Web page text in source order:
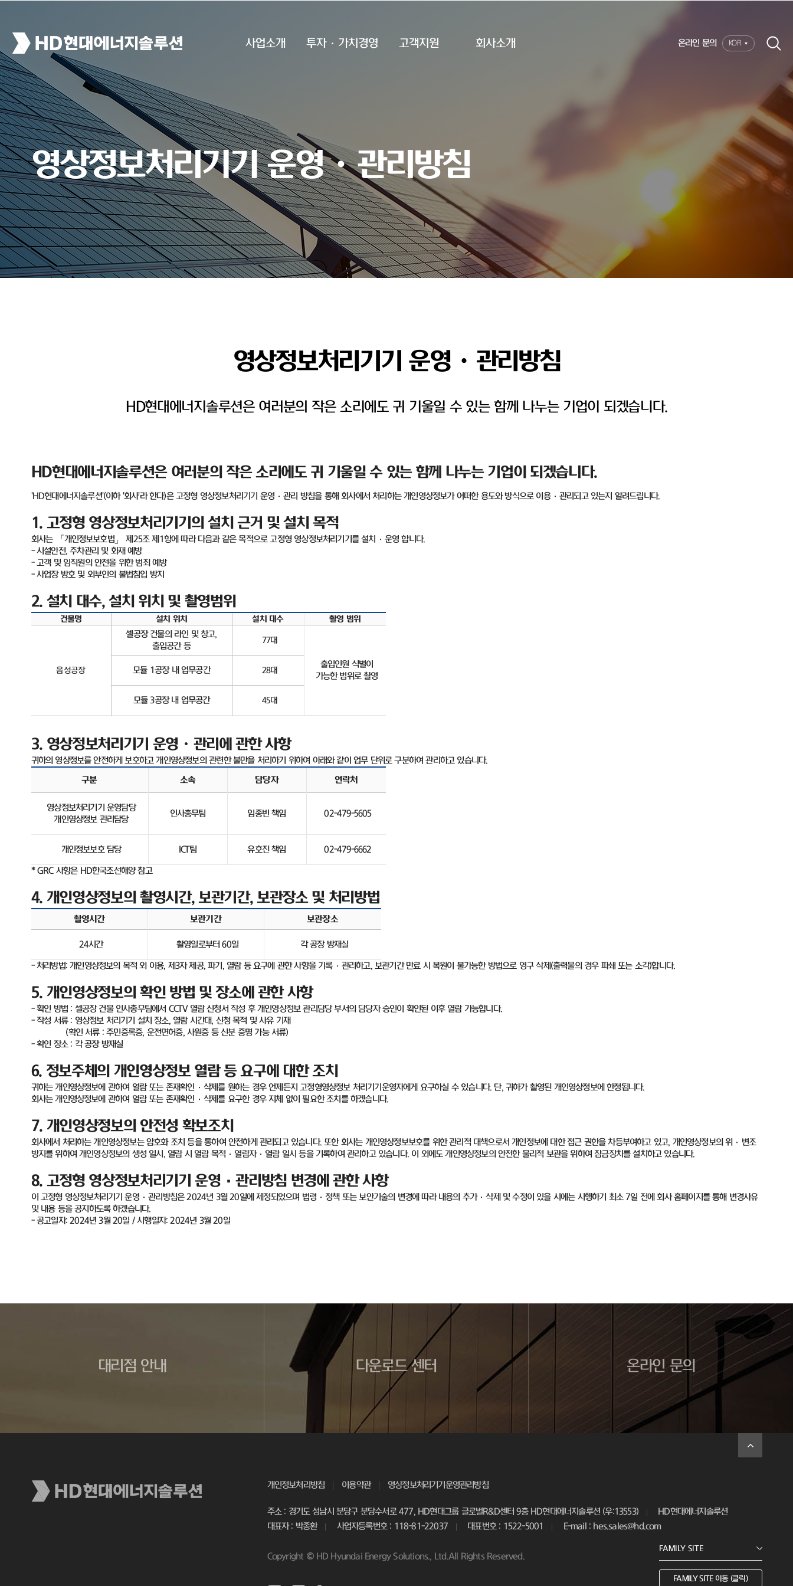
사업소개 투자·가치경영 고객지원 회사소개 온라인 문의 KOR
영상정보처리기기 운영ㆍ관리방침
영상정보처리기기 운영ㆍ관리방침
HD현대에너지솔루션은 여러분의 작은 소리에도 귀 기울일 수 있는 함께 나누는 기업이 되겠습니다.
HD현대에너지솔루션은 여러분의 작은 소리에도 귀 기울일 수 있는 함께 나누는 기업이 되겠습니다.
'HD현대에너지솔루션'(이하'회사'라 한다)은 고정형 영상정보처리기기 운영·관리 방침을 통해 회사에서 처리하는 개인영상정보가 어떠한 용도와 방식으로 이용· 관리되고 있는지 알려드립니다.
1. 고정형 영상정보처리기기의 설치 근거 및 설치 목적
회사는 「개인정보보호법」 제 25조 제 1항에 따라 다음과 같은 목적으로 고정형 영상정보처리기기를 설치 · 운영 합니다.
-시설안전,주차관리 및 화재 예방
-고객 및 임직원의 안전을 위한 범죄 예방
-사업장 방호 및 외부인의 불법침입 방지
2. 설치 대수,설치 위치 및 촬영범위
건물명 설치 위치 설치 대수 촬영 범위
음성공장
셀공장 건물의 라인 및 창고,
출입공간 등
77대
출입인원 식별이
가능한 범위로 촬영
모듈 1공장 내 업무공간 28대
모듈3공장 내 업무공간 45대
3. 영상정보처리기기 운영ㆍ관리에 관한 사항
귀하의 영상정보를 안전하게 보호하고 개인영상정보의 관련한 불만을 처리하기 위하여 아래와 같이 업무 단위로 구분하여 관리하고 있습니다.
구분 소속 담당자 연락처
영상정보처리기기 운영담당
개인영상정보 관리담당
인사총무팀 임종빈 책임 02-479-5605
개인정보보호 담당 ICT팀 유호진 책임 02-479-6662
* GRC 사항은HD한국조선해양 참고
4. 개인영상정보의 촬영시간, 보관기간, 보관장소 및 처리방법
촬영시간 보관기간 보관장소
24시간 촬영일로부터60일 각 공장 방재실
-처리방법:개인영상정보의 목적 외 이용, 제 3자 제공,파기 , 열람 등 요구에 관한 사항을 기록· 관리하고, 보관기간 만료 시 복원이 불가능한 방법으로 영구 삭제 (출력물의 경우 파쇄 또는 소각)합니다.
5. 개인영상정보의 확인 방법 및 장소에 관한 사항
-확인 방법 : 셀공장 건물 인사총무팀에서 CCTV 열람 신청서 작성 후 개인영상정보 관리담당 부서의 담당자 승인이 확인된 이후 열람 가능합니다.
-작성 서류: 영상정보 처리기기 설치 장소, 열람 시간대, 신청 목적 및 사유 기재
(확인 서류 :주민증록증, 운전면허증, 사원증 등 신분 증명 가능 서류)
-확인 장소 : 각 공장 방재실
6. 정보주체의 개인영상정보 열람 등 요구에 대한 조치
귀하는 개인영상정보에 관하여 열람 또는 존재확인 · 삭제를 원하는 경우 언제든지 고정형영상정보 처리기기운영자에게 요구하실 수 있습니다. 단, 귀하가 촬영된 개인영상정보에 한정됩니다.
회사는 개인영상정보에 관하여 열람 또는 존재확인 · 삭제를 요구한 경우 지체 없이 필요한 조치를 하겠습니다.
7. 개인영상정보의 안전성 확보조치
회사에서 처리하는 개인영상정보는 암호화 조치 등을 통하여 안전하게 관리되고 있습니다.또한 회사는 개인영상정보보호를 위한 관리적 대책으로서 개인정보에 대한 접근 권한을 차등부여하고 있고, 개인영상정보의 위 · 변조
방지를 위하여 개인영상정보의 생성 일시 , 열람 시 열람 목적·열람자·열람 일시 등을 기록하여 관리하고 있습니다. 이 외에도 개인영상정보의 안전한 물리적 보관을 위하여 잠금장치를 설치하고 있습니다.
8. 고정형 영상정보처리기기 운영·관리방침 변경에 관한 사항
이 고정형 영상정보처리기기 운영·관리방침은2024년 3월20일에 제정되었으며 법령·정책 또는 보안기술의 변경에 따라 내용의 추가·삭제 및 수정이 있을 시에는 시행하기 최소7일 전에 회사 홈페이지를 통해 변경사유
및 내용 등을 공지하도록 하겠습니다.
-공고일자: 2024년3월 20일 /시행일자: 2024년 3월20일
대리점 안내 다운로드 센터 온라인 문의
개인정보처리방침 이용약관 영상정보처리기기운영관리방침
주소 : 경기도 성남시 분당구 분당수서로 477, HD현대그룹 글로벌R&D센터 9층 HD현대에너지솔루션 (우:13553)
HD현대에너지솔루션
대표자 : 박종환
사업자등록번호 : 118-81-22037 대표번호 : 1522-5001 E-mail : hes.sales@hd.com
Copyright © HD Hyundai Energy Solutions., Ltd.All Rights Reserved.
FAMILY SITE 이동 (클릭)